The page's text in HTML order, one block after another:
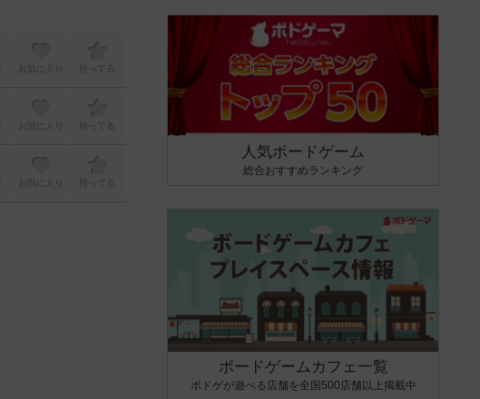
お気に入り 持ってる
お気に入り 持ってる
お気に入り 持ってる
人気ボードゲーム
総合おすすめランキング
ボードゲームカフェ一覧
ボドゲが遊べる店舗を全国500店舗以上掲載中